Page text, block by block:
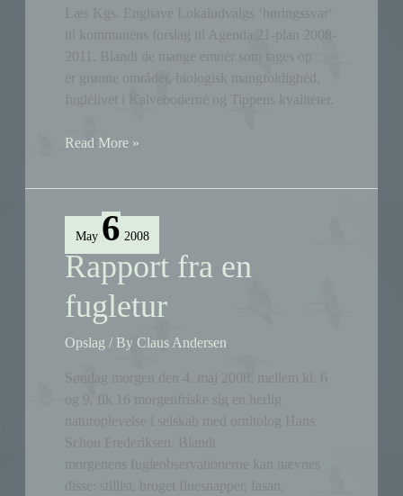
Læs Kgs. Enghave Lokaludvalgs ‘høringssvar‘
til kommunens forslag til Agenda 21-plan 2008-
2011. Blandt de mange emner som tages op
er grønne områder, biologisk mangfoldighed,
fuglelivet i Kalveboderne og Tippens kvaliteter.
Lokaludvalgets
til
21-
plan
Read More »
May 6 2008
Rapport fra en
fugletur
Opslag / ByClaus Andersen
Søndag morgen den 4. maj 2008, mellem kl. 6
og 9, fik 16 morgenfriske sig en herlig
naturoplevelse i selskab med ornitolog Hans
Schou Frederiksen. Blandt
morgenens fugleobservationerne kan nævnes
disse: stillist, broget fluesnapper, fasan,